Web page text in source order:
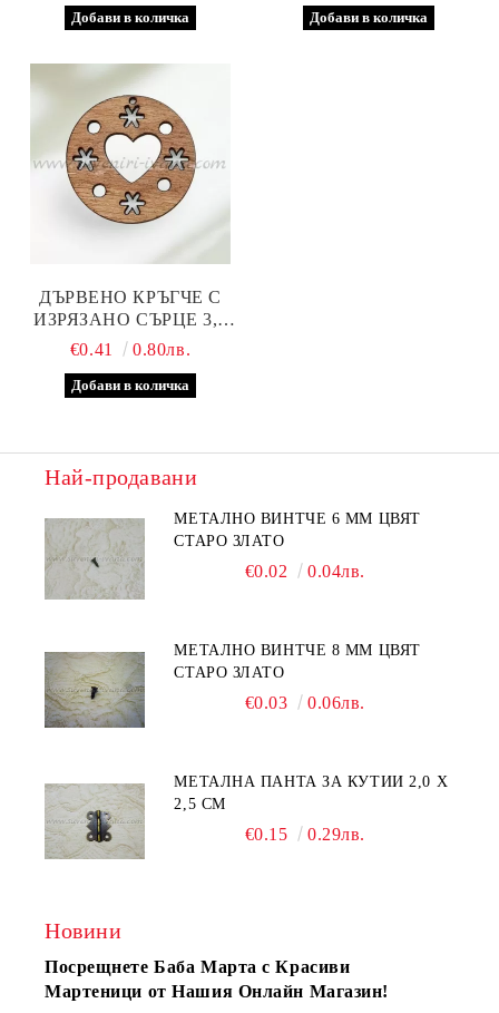
ДЪРВЕНО КРЪГЧЕ С
ИЗРЯЗАНО СЪРЦЕ 3,0
СМ
€0.41 0.80лв.
Най-продавани
МЕТАЛНО ВИНТЧЕ 6 ММ ЦВЯТ
СТАРО ЗЛАТО
€0.02 0.04лв.
МЕТАЛНО ВИНТЧЕ 8 ММ ЦВЯТ
СТАРО ЗЛАТО
€0.03 0.06лв.
МЕТАЛНА ПАНТА ЗА КУТИИ 2,0 Х
2,5 СМ
€0.15 0.29лв.
Новини
Посрещнете Баба Марта с Красиви
Мартеници от Нашия Онлайн Магазин!